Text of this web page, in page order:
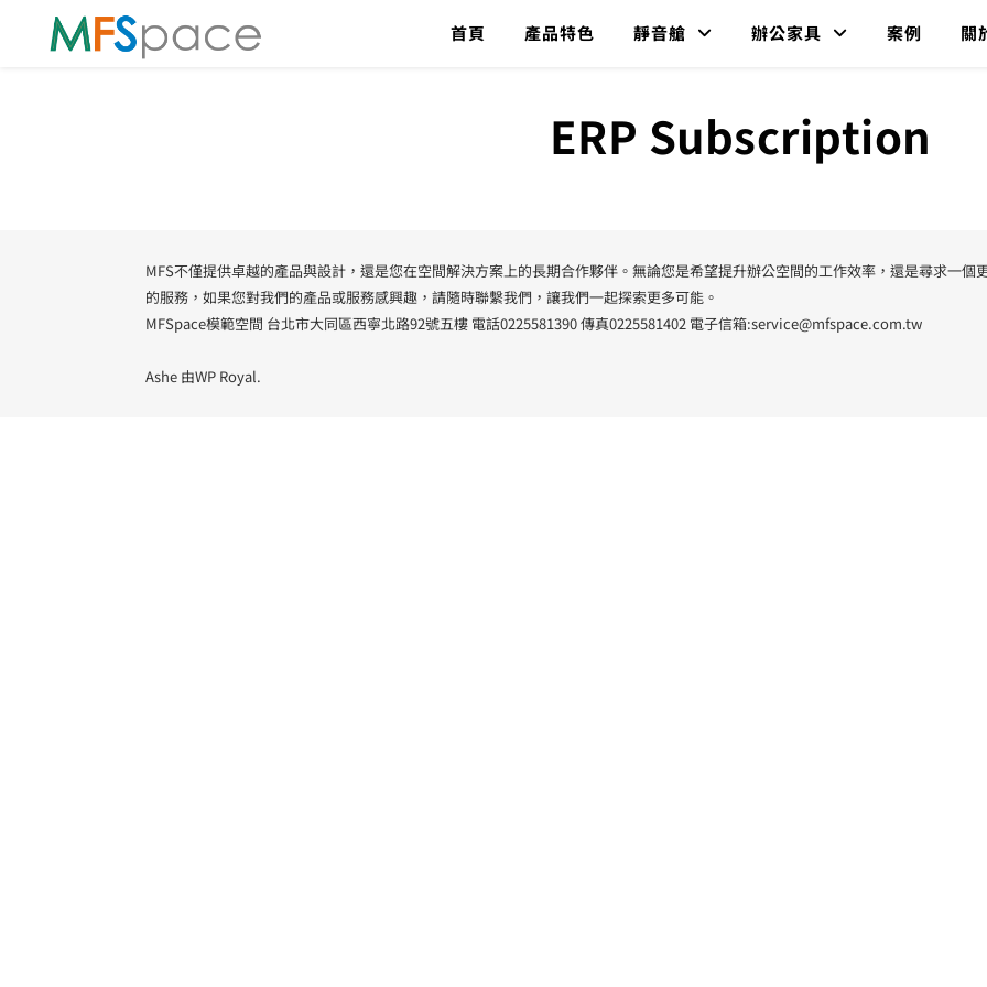
首頁 產品特色 靜音艙 辦公家具 案例 關
ERP Subscription
MFS不僅提供卓越的產品與設計，還是您在空間解決方案上的長期合作夥伴。無論您是希望提升辦公空間的工作效率，還是尋求一
的服務，如果您對我們的產品或服務感興趣，請隨時聯繫我們，讓我們一起探索更多可能。
MFSpace模範空間 台北市大同區西寧北路92號五樓 電話0225581390 傳真0225581402 電子信箱:service@mfspace.com.tw
Ashe 由WP Royal.